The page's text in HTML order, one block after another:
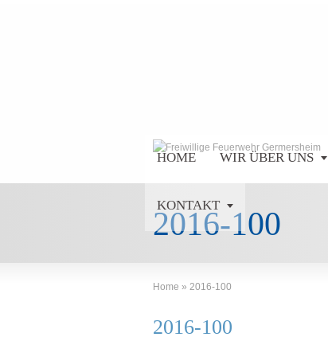
HOME WIR ÜBER UNS
KONTAKT
2016-100
Home » 2016-100
2016-100